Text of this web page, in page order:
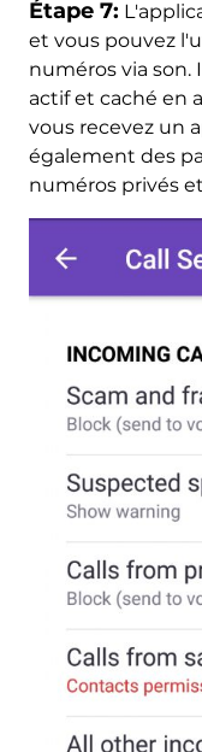
Étape 7:
et vous pouvez
numéros via
actif et caché en
vous recevez un
également des
numéros privés